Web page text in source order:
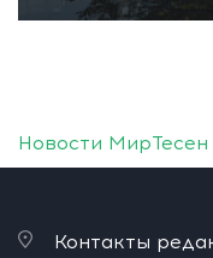
Новости МирТесен
Контакты